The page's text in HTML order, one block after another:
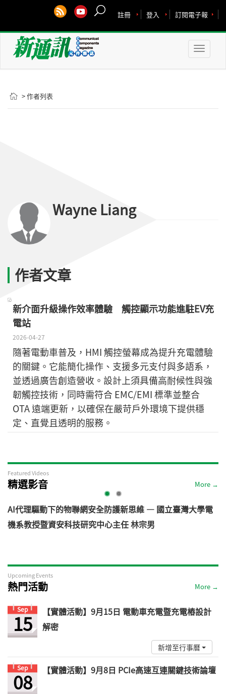
訂閱電子報
登入
註冊
Toggle
> 作者列表
Wayne Liang
作者文章
新介面升級操作效率體驗 觸控顯示功能進駐EV充
電站
2026-04-27
隨著電動車普及，HMI 觸控螢幕成為提升充電體驗
的關鍵。它能簡化操作、支援多元支付與多語系，
並透過廣告創造營收。設計上須具備高耐候性與強
韌觸控技術，同時需符合 EMC/EMI 標準並整合
OTA 遠端更新，以確保在嚴苛戶外環境下提供穩
定、直覺且透明的服務。
Featured Videos
精選影音 More →
AI代理驅動下的物聯網安全防護新思維 — 國立臺灣大學電
機系教授暨資安科技研究中心主任 林宗男
Upcoming Events
熱門活動 More →
Sep
15
【實體活動】9月15日 電動車充電暨充電樁設計
解密
新增至行事曆
Sep
08 【實體活動】9月8日 PCIe高速互連關鍵技術論壇